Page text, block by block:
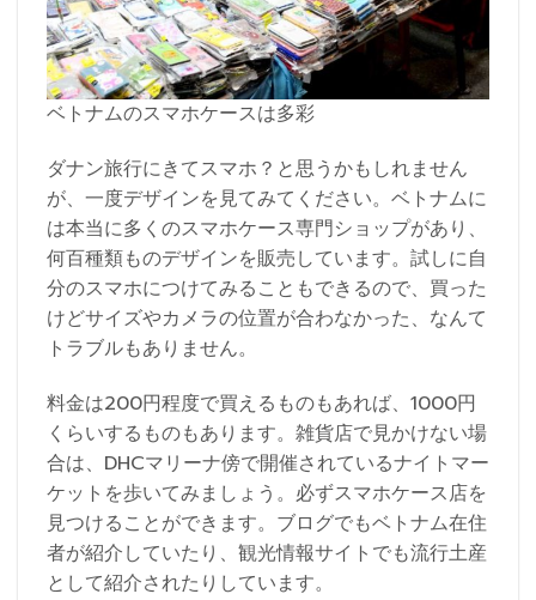
ベトナムのスマホケースは多彩
ダナン旅行にきてスマホ？と思うかもしれません
が、一度デザインを見てみてください。ベトナムに
は本当に多くのスマホケース専門ショップがあり、
何百種類ものデザインを販売しています。試しに自
分のスマホにつけてみることもできるので、買った
けどサイズやカメラの位置が合わなかった、なんて
トラブルもありません。
料金は200円程度で買えるものもあれば、1000円
くらいするものもあります。雑貨店で見かけない場
合は、DHCマリーナ傍で開催されているナイトマー
ケットを歩いてみましょう。必ずスマホケース店を
見つけることができます。ブログでもベトナム在住
者が紹介していたり、観光情報サイトでも流行土産
として紹介されたりしています。